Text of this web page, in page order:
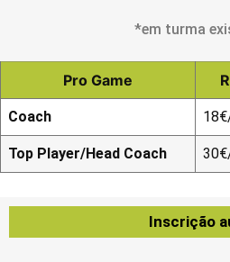
*em turma
Pro Game
Coach
Top Player/Head Coach
Inscrição